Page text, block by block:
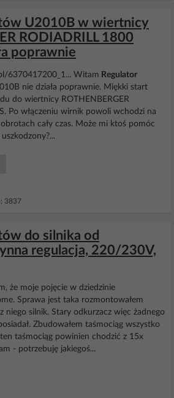
U2010B w wiertnicy
RODIADRILL 1800
poprawnie
6370417200_1... Witam Regulator
nie działa poprawnie. Miękki start
do wiertnicy ROTHENBERGER
Po włączeniu wirnik powoli wchodzi na
cały czas. Może mi ktoś pomóc
3837
do silnika od
regulacja, 220/230V,
że moje pojęcie w dziedzinie
Sprawa jest taka rozmontowałem
niego silnik. Stary odkurzacz więc żadnego
Zbudowałem taśmociąg wszystko
taśmociąg powinien chodzić z 15x
- potrzebuję jakiegoś...